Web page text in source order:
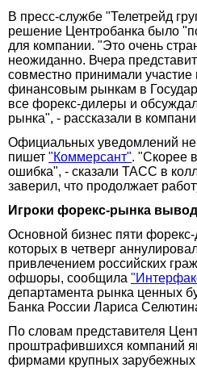
В пресс-службе "Телетрейд
решение Центробанка было
для компании. "Это очень
неожиданно. Вчера
совместно принимали участие
финансовым рынкам в
все форекс-дилеры и
рынка", - рассказали в
Официальных уведомлений не
пишет "Коммерсант". "Скорее
ошибка", - сказали ТАСС в
заверил, что продолжает
Игроки форекс-рынка
Основной бизнес пяти
которых в четверг
привлечением российских
офшоры, сообщила
департамента рынка ценных
Банка России Лариса
По словам представителя
проштрафившихся компаний
фирмами крупных